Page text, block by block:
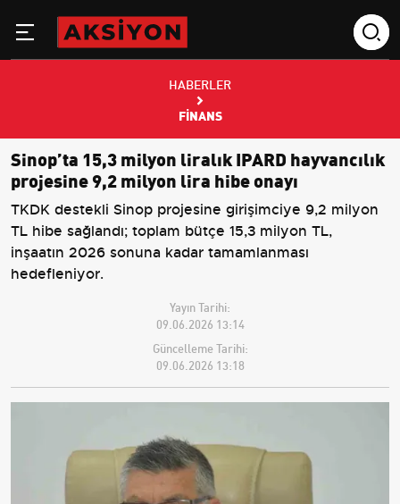
HABERLER
FINANS
Sinop’ta 15,3 milyon liralık IPARD hayvancılık
projesine 9,2 milyon lira hibe onayı
TKDK destekli Sinop projesine girişimciye 9,2 milyon
TL hibe sağlandı; toplam bütçe 15,3 milyon TL,
inşaatın 2026 sonuna kadar tamamlanması
hedefleniyor.
Yayın Tarihi:
09.06.2026 13:14
Güncelleme Tarihi:
09.06.2026 13:18